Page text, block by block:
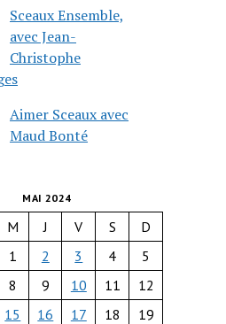
Sceaux Ensemble,
avec Jean-
Christophe
Aimer Sceaux avec
Maud Bonté
MAI 2024
M J V S
D
1
2 3 4
5
8 9 10 11
12
15 16 17 18
19